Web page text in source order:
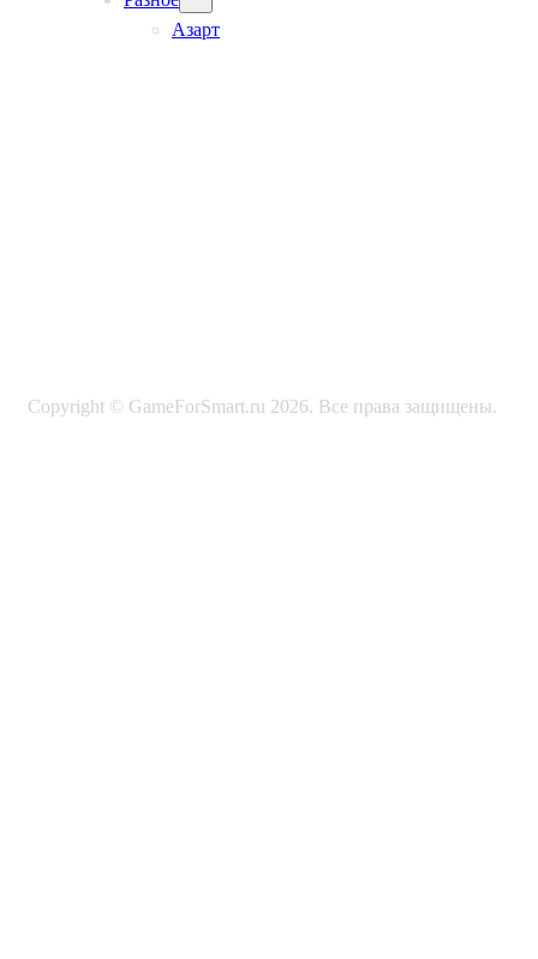
Азарт
Copyright © GameForSmart.ru 2026. Все права защищены.